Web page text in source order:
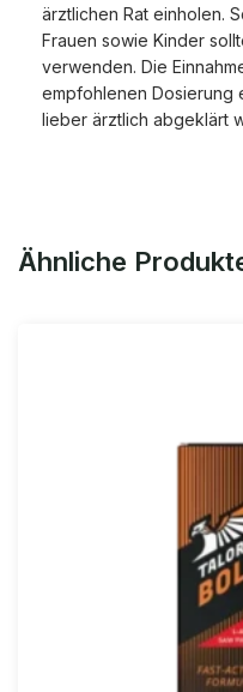
ärztlichen Rat einholen.
Frauen sowie Kinder
verwenden. Die
empfohlenen Dosierung
lieber ärztlich abgeklärt
Ähnliche